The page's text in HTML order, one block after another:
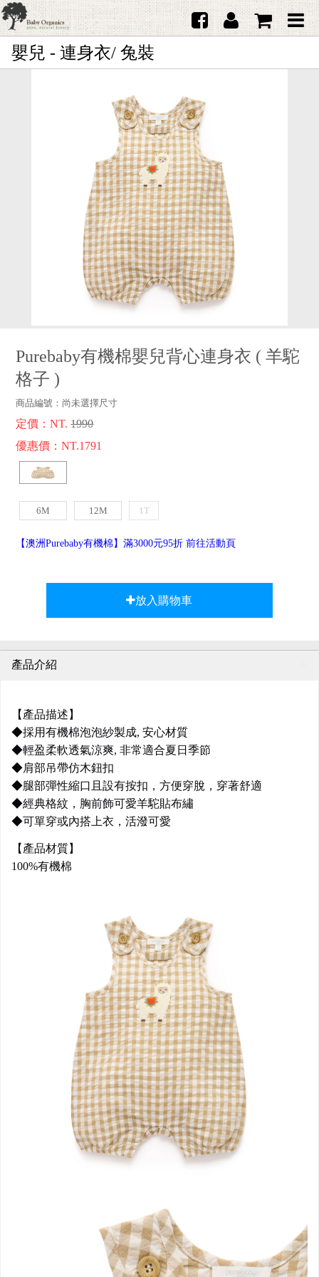
首頁
日本品牌育兒配件
韓國Merebe寶寶配件
客服專區
嬰兒 - 連身衣/ 兔裝
Purebaby有機棉嬰兒背心連身衣 (羊駝
格子 )
商品編號： 尚未選擇尺寸
定價：NT.1990
優惠價：NT.1791
6M 12M 1T
【澳洲Purebaby有機棉】滿3000元95折 前往活動頁
放入購物車
產品介紹
【產品描述】
◆採用有機棉泡泡紗製成, 安心材質
◆輕盈柔軟透氣涼爽, 非常適合夏日季節
◆肩部吊帶仿木鈕扣
◆腿部彈性縮口且設有按扣，方便穿脫，穿著舒適
◆經典格紋，胸前飾可愛羊駝貼布繡
◆可單穿或內搭上衣，活潑可愛
【產品材質】
100%有機棉